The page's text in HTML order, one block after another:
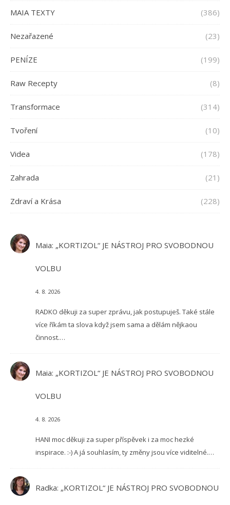
MAIA TEXTY (386)
Nezařazené (23)
PENÍZE (199)
Raw Recepty (8)
Transformace (314)
Tvoření (10)
Videa (178)
Zahrada (21)
Zdraví a Krása (228)
Maia: „KORTIZOL“ JE NÁSTROJ PRO SVOBODNOU
VOLBU
4. 8. 2026
RADKO děkuji za super zprávu, jak postupuješ. Také stále
více říkám ta slova když jsem sama a dělám nějkaou
činnost.…
Maia: „KORTIZOL“ JE NÁSTROJ PRO SVOBODNOU
VOLBU
4. 8. 2026
HANI moc děkuji za super příspěvek i za moc hezké
inspirace. :-) A já souhlasím, ty změny jsou více viditelné.…
Radka: „KORTIZOL“ JE NÁSTROJ PRO SVOBODNOU